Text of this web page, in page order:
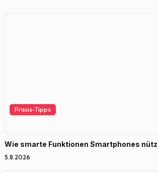
Praxis-Tipps
Wie smarte Funktionen Smartphones
5.8.2026